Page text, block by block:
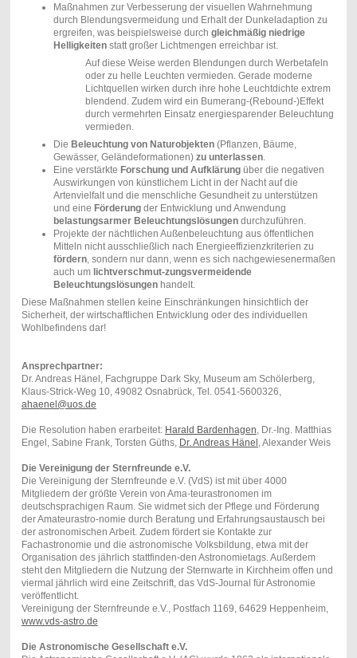
Maßnahmen zur Verbesserung der visuellen Wahrnehmung
durch Blendungsvermeidung und Erhalt der Dunkeladaption zu
ergreifen, was beispielsweise durch gleichmäßig niedrige
Helligkeitenstatt großer Lichtmengen erreichbar ist.
Auf diese Weise werden Blendungen durch Werbetafeln
oder zu helle Leuchten vermieden. Gerade moderne
Lichtquellen wirken durch ihre hohe Leuchtdichte extrem
blendend. Zudem wird ein Bumerang-(Rebound-)Effekt
durch vermehrten Einsatz energiesparender Beleuchtung
vermieden.
Die Beleuchtung von Naturobjekten(Pflanzen, Bäume,
Gewässer, Geländeformationen) zu unterlassen.
Eine verstärkte Forschung und Aufklärungüber die negativen
Auswirkungen von künstlichem Licht in der Nacht auf die
Artenvielfalt und die menschliche Gesundheit zu unterstützen
und eine Förderungder Entwicklung und Anwendung
belastungsarmer Beleuchtungslösungendurchzuführen.
Projekte der nächtlichen Außenbeleuchtung aus öffentlichen
Mitteln nicht ausschließlich nach Energieeffizienzkriterien zu
fördern, sondern nur dann, wenn es sich nachgewiesenermaßen
auch um lichtverschmut-zungsvermeidende
Beleuchtungslösungenhandelt.
Diese Maßnahmen stellen keine Einschränkungen hinsichtlich der
Sicherheit, der wirtschaftlichen Entwicklung oder des individuellen
Wohlbefindens dar!
Ansprechpartner:
Dr. Andreas Hänel, Fachgruppe Dark Sky, Museum am Schölerberg,
Klaus-Strick-Weg 10, 49082 Osnabrück, Tel. 0541-5600326,
ahaenel@uos.de
Die Resolution haben erarbeitet: Harald Bardenhagen, Dr.-Ing. Matthias
Engel, Sabine Frank, Torsten Güths, Dr. Andreas Hänel , Alexander Weis
Die Vereinigung der Sternfreunde e.V.
Die Vereinigung der Sternfreunde e.V. (VdS) ist mit über 4000
Mitgliedern der größte Verein von Ama-teurastronomen im
deutschsprachigen Raum. Sie widmet sich der Pflege und Förderung
der Amateurastro-nomie durch Beratung und Erfahrungsaustausch bei
der astronomischen Arbeit. Zudem fördert sie Kontakte zur
Fachastronomie und die astronomische Volksbildung, etwa mit der
Organisation des jährlich stattfinden-den Astronomietags. Außerdem
steht den Mitgliedern die Nutzung der Sternwarte in Kirchheim offen und
viermal jährlich wird eine Zeitschrift, das VdS-Journal für Astronomie
veröffentlicht.
Vereinigung der Sternfreunde e.V., Postfach 1169, 64629 Heppenheim,
www.vds-astro.de
Die Astronomische Gesellschaft e.V.